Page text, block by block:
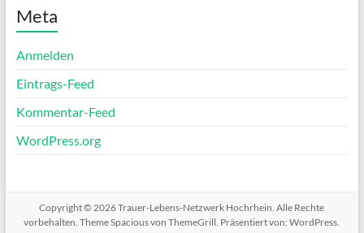
Meta
Anmelden
Eintrags-Feed
Kommentar-Feed
WordPress.org
Copyright © 2026Trauer-Lebens-Netzwerk Hochrhein. Alle Rechte
vorbehalten. ThemeSpaciousvon ThemeGrill. Präsentiert von:WordPress.